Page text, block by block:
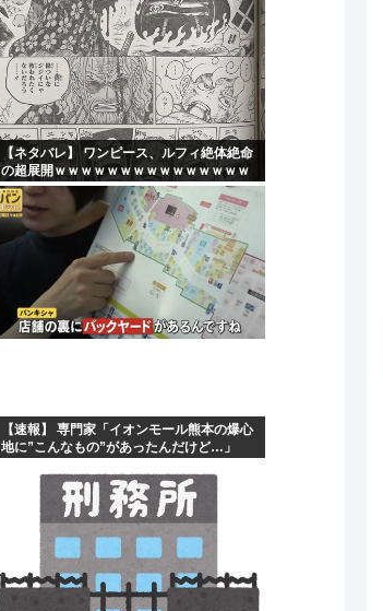
【ネタバレ】 ワンピース、ルフィ絶体絶命
の超展開ｗｗｗｗｗｗｗｗｗｗｗｗｗｗｗ
ｗｗｗｗｗｗｗｗｗｗｗｗｗｗｗｗｗｗｗ
ｗｗｗｗｗｗｗｗｗｗｗ...
【速報】 専門家「イオンモール熊本の爆心
地に”こんなもの”があったんだけど…」